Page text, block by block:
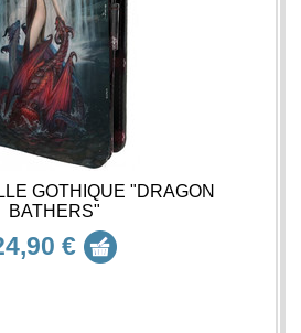
GOTHIQUE "DRAGON
BATHERS"
€